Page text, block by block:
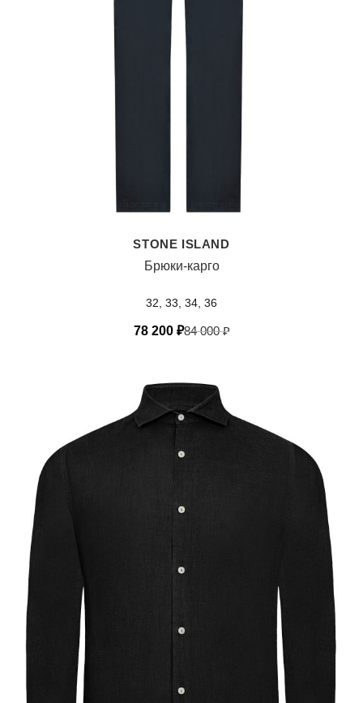
STONE ISLAND
Брюки-карго
32, 33, 34, 36
84 000₽
78 200 ₽